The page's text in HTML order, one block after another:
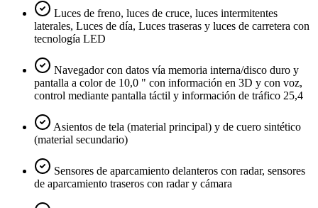
Luces de freno, luces de cruce, luces intermitentes
laterales, Luces de día, Luces traseras y luces de carretera con
tecnología LED
Navegador con datos vía memoria interna/disco duro y
pantalla a color de 10,0 " con información en 3D y con voz,
control mediante pantalla táctil y información de tráfico 25,4
Asientos de tela (material principal) y de cuero sintético
(material secundario)
Sensores de aparcamiento delanteros con radar, sensores
de aparcamiento traseros con radar y cámara